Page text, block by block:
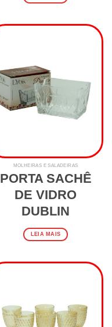
MOLHEIRAS E SALADEIRAS
PORTA SACHÊ
DE VIDRO
DUBLIN
LEIA MAIS